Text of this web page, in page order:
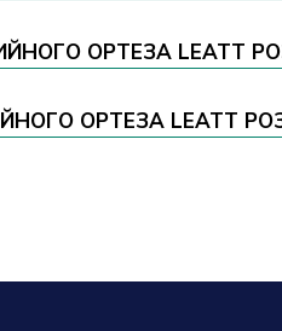
ОРТЕЗА LEATT
ОРТЕЗА LEATT